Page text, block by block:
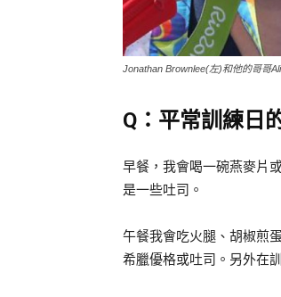
Jonathan Brownlee(左)和他的哥哥
Q：平常訓練日
早餐，我會喝一碗燕麥片
是一些吐司。
午餐我會吃火腿、胡椒煎
希臘優格或吐司。另外在